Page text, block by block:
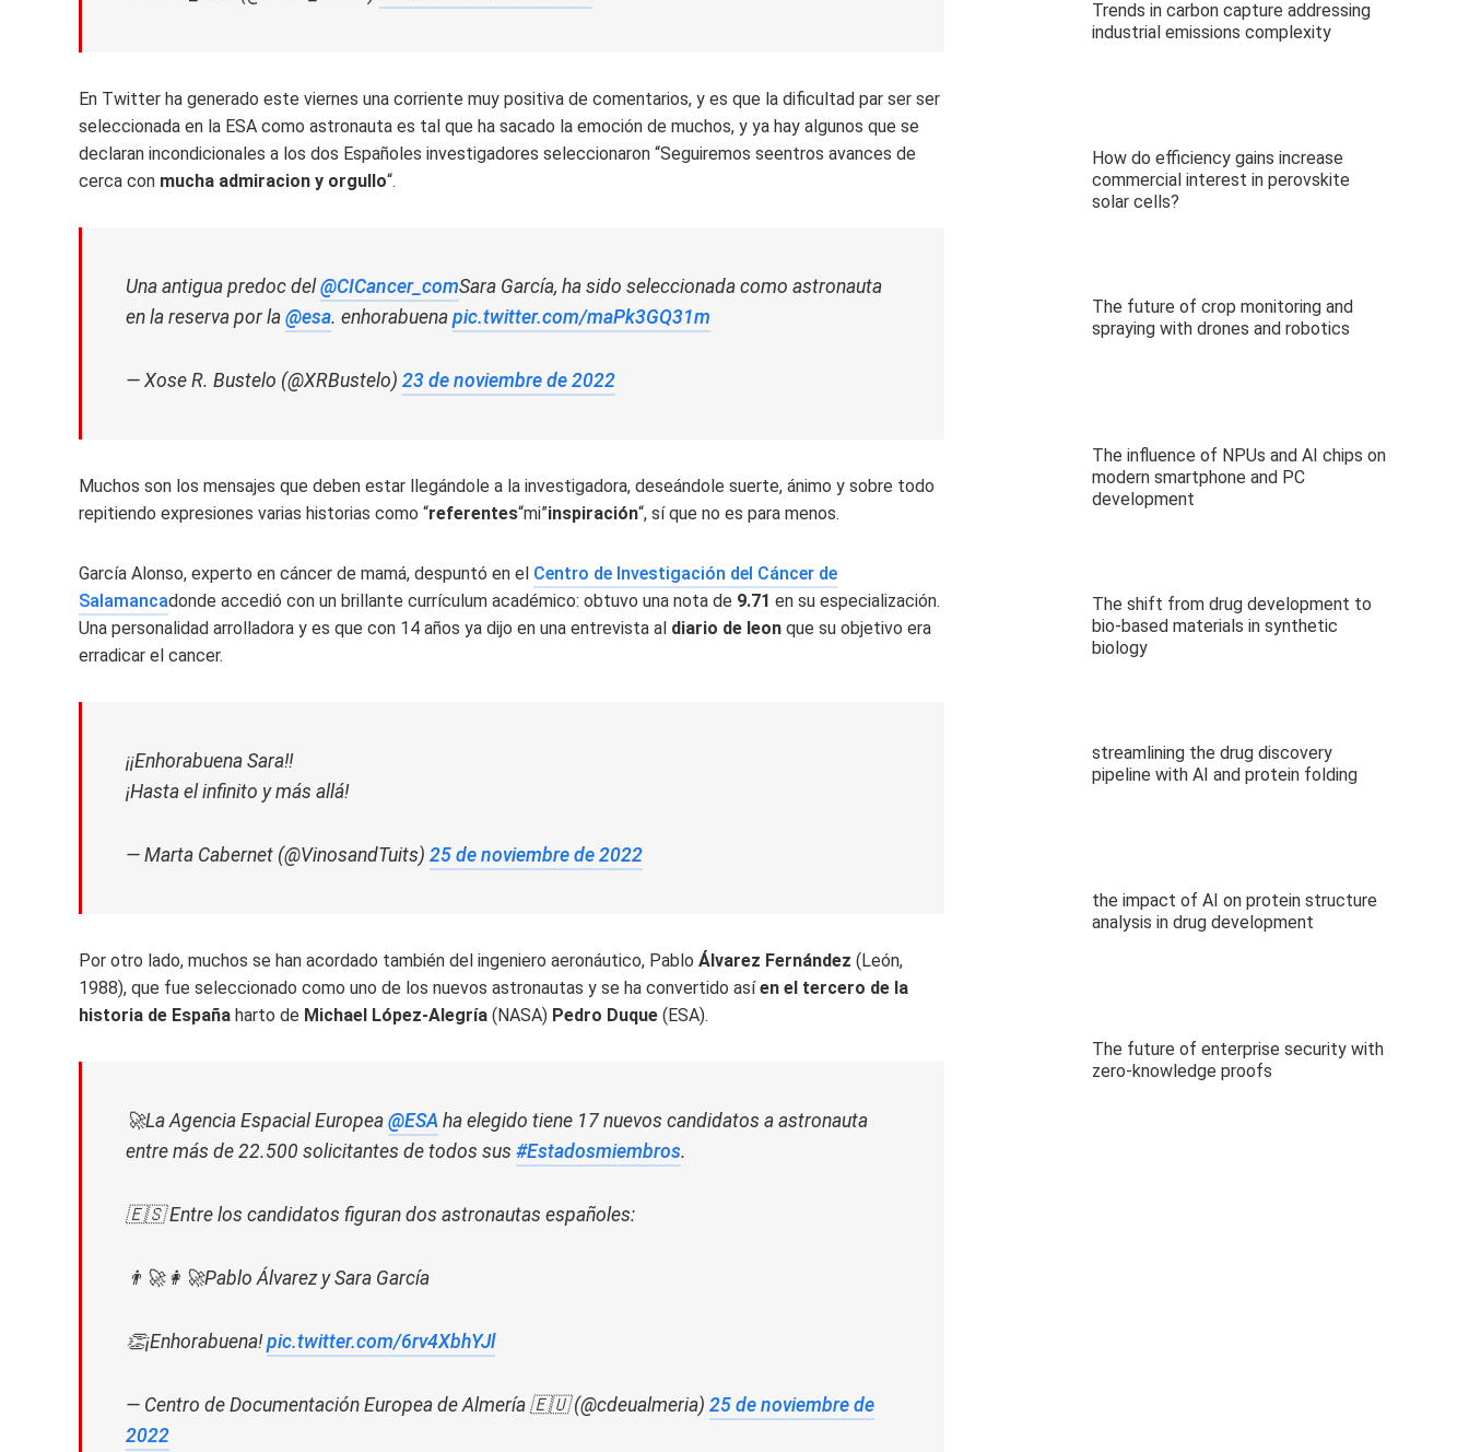
En Twitter ha generado este viernes una corriente muy positiva de comentarios, y es que la dificultad par ser ser
seleccionada en la ESA como astronauta es tal que ha sacado la emoción de muchos, y ya hay algunos que se
declaran incondicionales a los dos Españoles investigadores seleccionaron “Seguiremos seentros avances de
cerca con mucha admiracion y orgullo“.
Una antigua predoc del @CICancer_comSara García, ha sido seleccionada como astronauta
en la reserva por la @esa. enhorabuena pic.twitter.com/maPk3GQ31m
— Xose R. Bustelo (@XRBustelo) 23 de noviembre de 2022
Muchos son los mensajes que deben estar llegándole a la investigadora, deseándole suerte, ánimo y sobre todo
repitiendo expresiones varias historias como “referentes“mi”inspiración“, sí que no es para menos.
García Alonso, experto en cáncer de mamá, despuntó en el Centro de Investigación del Cáncer de
Salamancadonde accedió con un brillante currículum académico: obtuvo una nota de 9.71 en su especialización.
Una personalidad arrolladora y es que con 14 años ya dijo en una entrevista al diario de leon que su objetivo era
erradicar el cancer.
¡¡Enhorabuena Sara!!
¡Hasta el infinito y más allá!
— Marta Cabernet (@VinosandTuits) 25 de noviembre de 2022
Por otro lado, muchos se han acordado también del ingeniero aeronáutico, Pablo Álvarez Fernández (León,
1988), que fue seleccionado como uno de los nuevos astronautas y se ha convertido asíen el tercero de la
historia de España harto de Michael López-Alegría (NASA) Pedro Duque (ESA).
🚀La Agencia Espacial Europea @ESA ha elegido tiene 17 nuevos candidatos a astronauta
entre más de 22.500 solicitantes de todos sus #Estadosmiembros.
🇪🇸 Entre los candidatos figuran dos astronautas españoles:
👨‍🚀👩‍🚀Pablo Álvarez y Sara García
👏¡Enhorabuena! pic.twitter.com/6rv4XbhYJl
— Centro de Documentación Europea de Almería 🇪🇺 (@cdeualmeria) 25 de noviembre de
2022
Trends in carbon capture addressing
industrial emissions complexity
How do efficiency gains increase
commercial interest in perovskite
solar cells?
The future of crop monitoring and
spraying with drones and robotics
The influence of NPUs and AI chips on
modern smartphone and PC
development
The shift from drug development to
bio-based materials in synthetic
biology
streamlining the drug discovery
pipeline with AI and protein folding
the impact of AI on protein structure
analysis in drug development
The future of enterprise security with
zero-knowledge proofs